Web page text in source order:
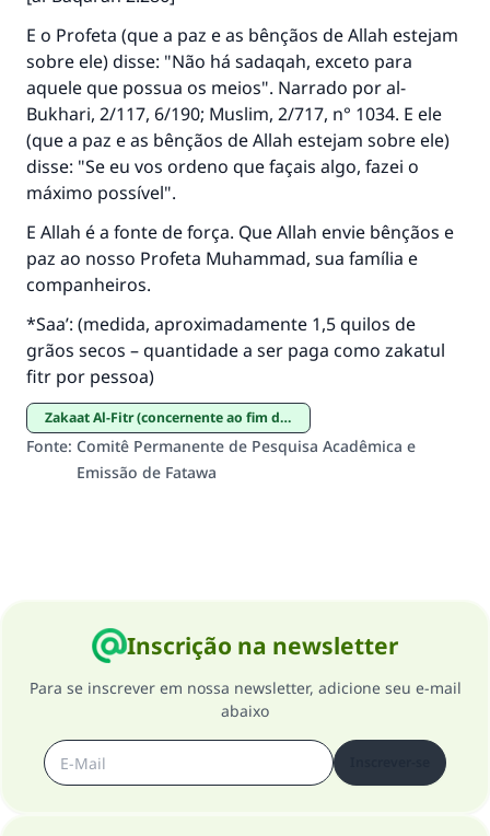
E o Profeta (que a paz e as bênçãos de Allah estejam
sobre ele) disse: "Não há sadaqah, exceto para
aquele que possua os meios". Narrado por al-
Bukhari, 2/117, 6/190; Muslim, 2/717, n° 1034. E ele
(que a paz e as bênçãos de Allah estejam sobre ele)
disse: "Se eu vos ordeno que façais algo, fazei o
máximo possível".
E Allah é a fonte de força. Que Allah envie bênçãos e
paz ao nosso Profeta Muhammad, sua família e
companheiros.
*Saa’: (medida, aproximadamente 1,5 quilos de
grãos secos – quantidade a ser paga como zakatul
fitr por pessoa)
Zakaat Al-Fitr (concernente ao fim do jejum de Ramadan)
Fonte: Comitê Permanente de Pesquisa Acadêmica e
Emissão de Fatawa
Inscrição na newsletter
Para se inscrever em nossa newsletter, adicione seu e-mail
abaixo
O Profeta ﷺ disse,
"Quem quer que incentive outros a fazer o
que é bom receberá a mesma recompensa
que aqueles que o fazem."
(MUSLIM, 1893)
CONTRIBUIR